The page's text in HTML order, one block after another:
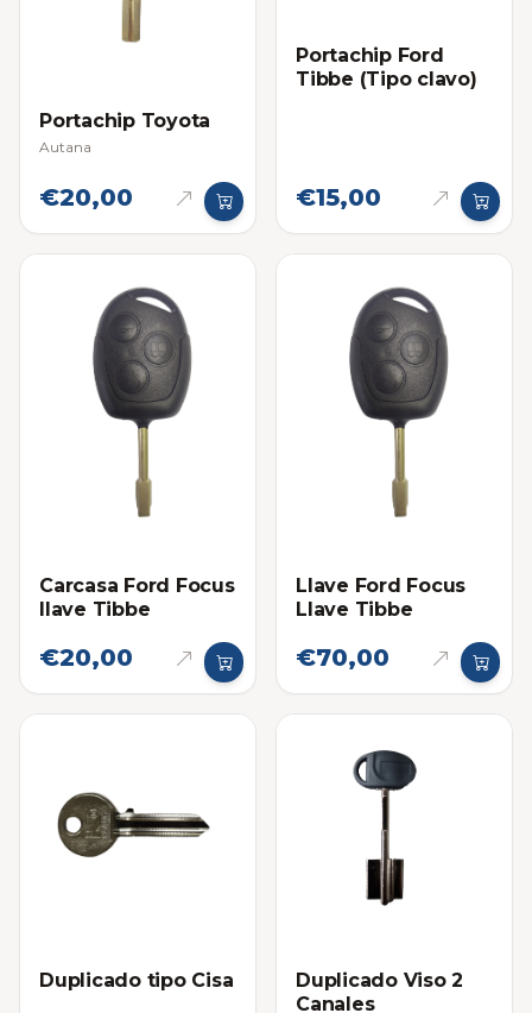
Portachip Toyota
Autana
€20,00
Portachip Ford
Tibbe (Tipo clavo)
€15,00
Carcasa Ford Focus
llave Tibbe
€20,00
Llave Ford Focus
Llave Tibbe
€70,00
Duplicado tipo Cisa
Duplicado Viso 2
Canales